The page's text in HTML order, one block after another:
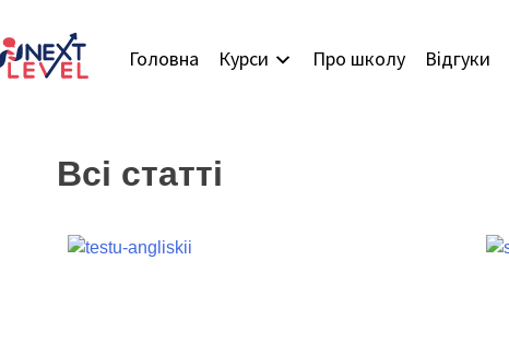
Головна Курси Про школу Відгуки
Всі статті